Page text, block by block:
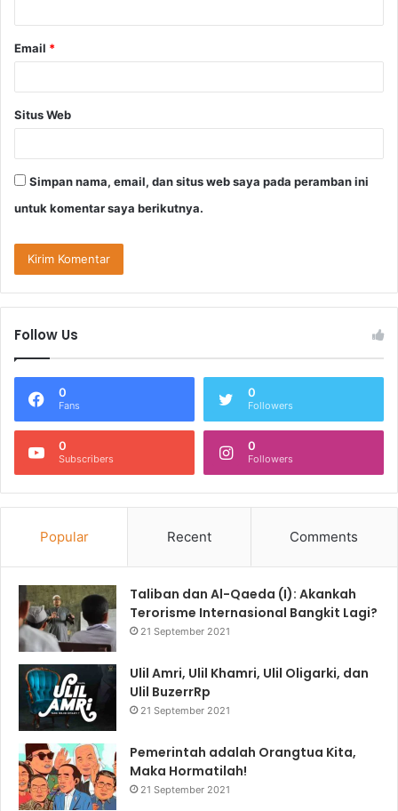
Email *
Situs Web
Simpan nama, email, dan situs web saya pada peramban ini
untuk komentar saya berikutnya.
Follow Us
0
Fans
0
Followers
0
Subscribers
0
Followers
Popular Recent Comments
Taliban dan Al-Qaeda (I): Akankah
Terorisme Internasional Bangkit Lagi?
21 September 2021
Ulil Amri, Ulil Khamri, Ulil Oligarki, dan
Ulil BuzerrRp
21 September 2021
Pemerintah adalah Orangtua Kita,
Maka Hormatilah!
21 September 2021